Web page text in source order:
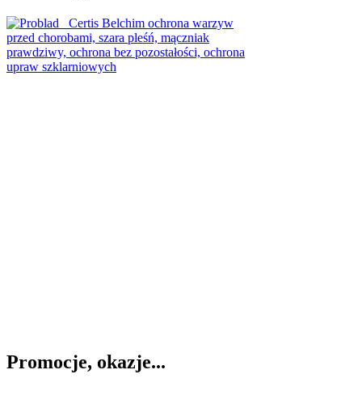
Promocje, okazje...